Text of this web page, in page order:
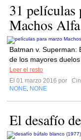
31 películas
Machos Alfa
Batman v. Superman:
de los mayores
Leer el resto
El 01 marzo 2016 por
NONE NONE
El desafío